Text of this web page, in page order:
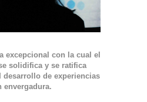
excepcional con la cual el
solidifica y se ratifica
desarrollo de experiencias
envergadura.